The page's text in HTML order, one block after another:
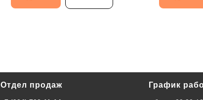
Отдел продаж График